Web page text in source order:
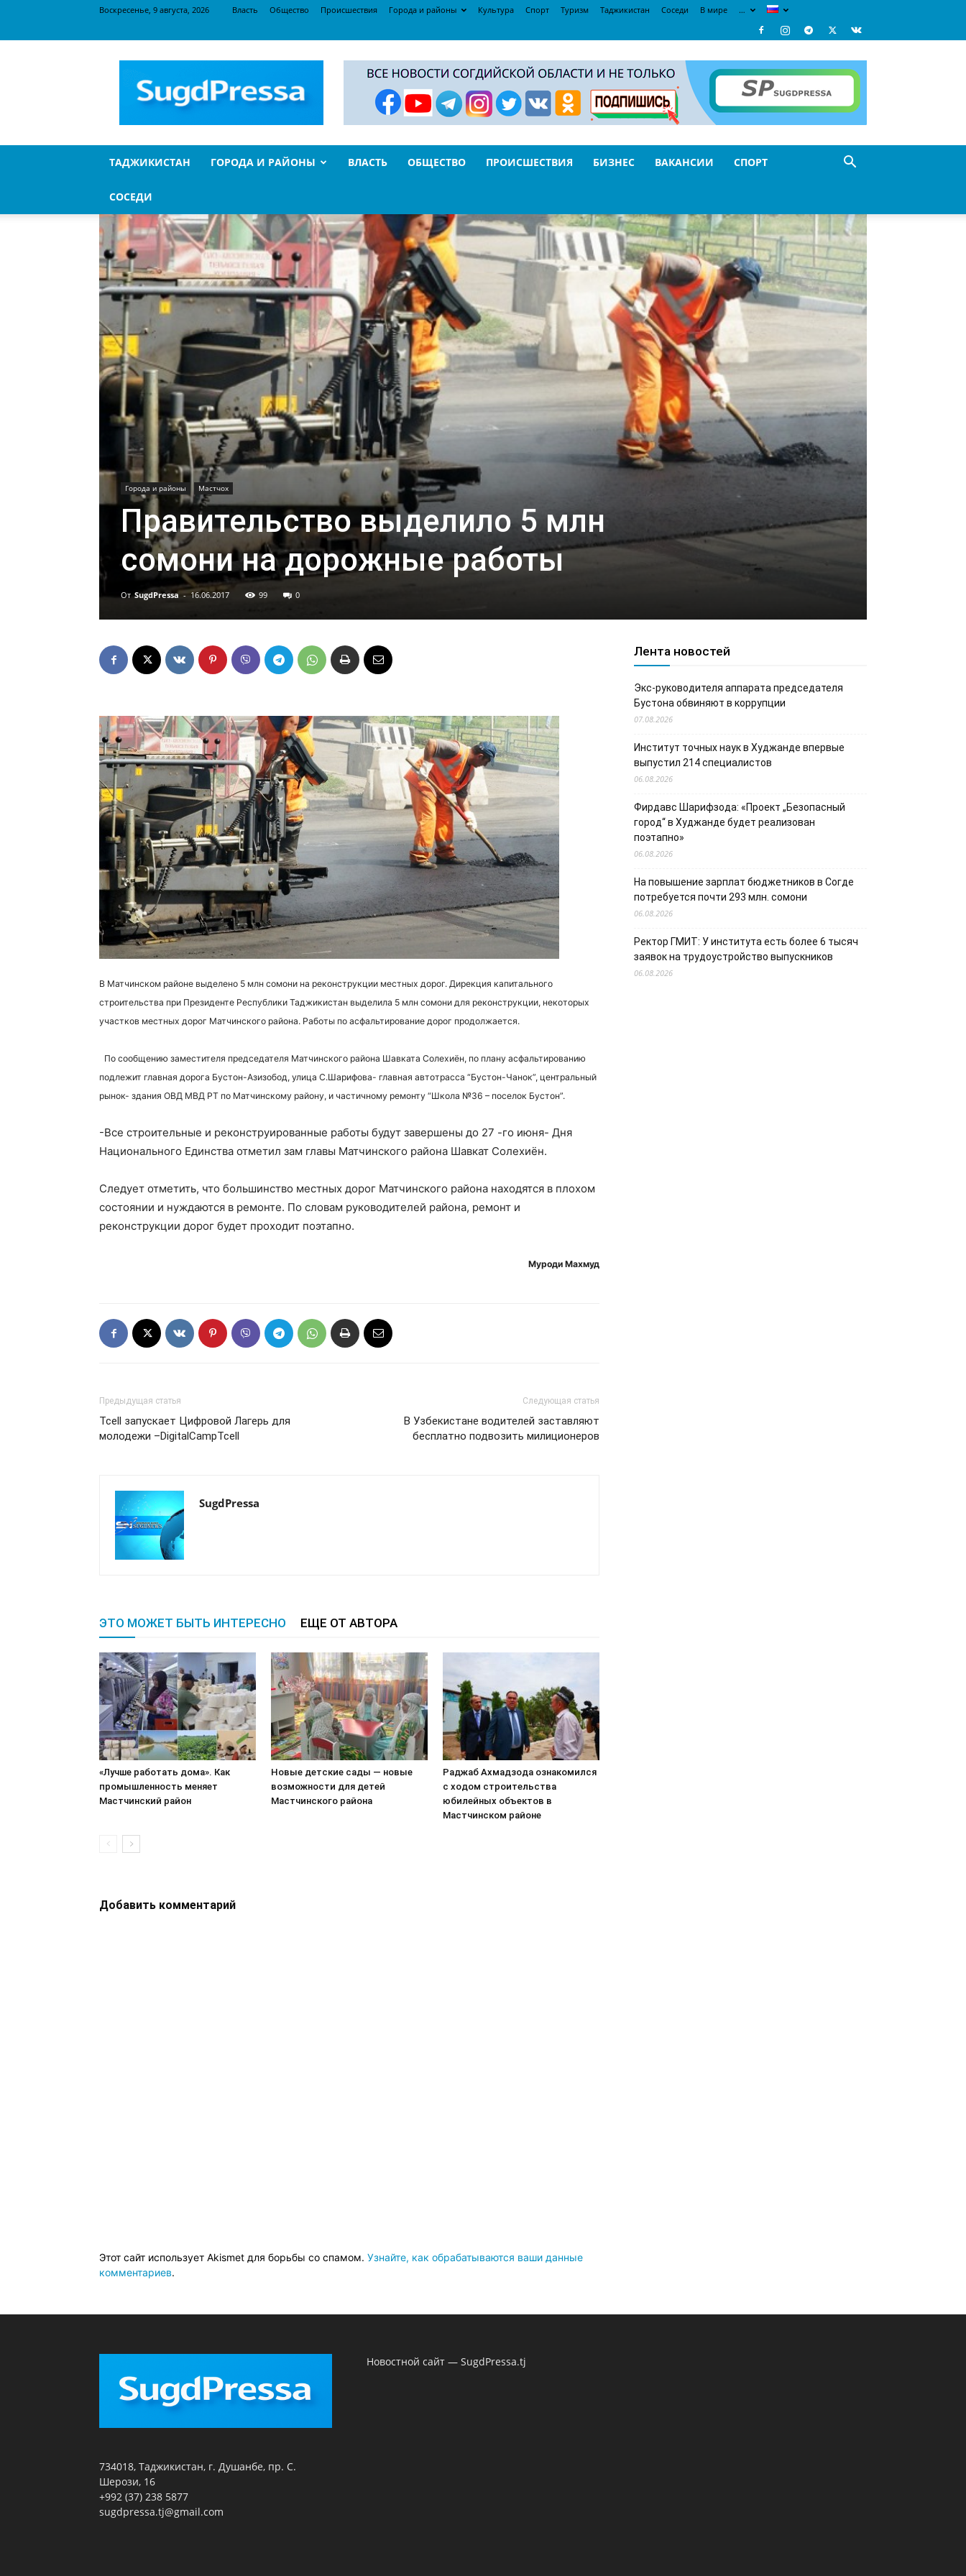
Воскресенье, 9 августа, 2026 Власть Общество Происшествия Города и районы Культура Спорт Туризм Таджикистан Соседи В мире …
ТАДЖИКИСТАН ГОРОДА И РАЙОНЫ ВЛАСТЬ ОБЩЕСТВО ПРОИСШЕСТВИЯ БИЗНЕС ВАКАНСИИ СПОРТ
СОСЕДИ
Города и районы Мастчох
Правительство выделило 5 млн
сомони на дорожные работы
От SugdPressa - 16.06.2017 99 0
В Матчинском районе выделено 5 млн сомони на реконструкции местных дорог. Дирекция капитального
строительства при Президенте Республики Таджикистан выделила 5 млн сомони для реконструкции, некоторых
участков местных дорог Матчинского района. Работы по асфальтирование дорог продолжается.
По сообщению заместителя председателя Матчинского района Шавката Солехиён, по плану асфальтированию
подлежит главная дорога Бустон-Азизобод, улица С.Шарифова- главная автотрасса “Бустон-Чанок”, центральный
рынок- здания ОВД МВД РТ по Матчинскому району, и частичному ремонту “Школа №36 – поселок Бустон”.
-Все строительные и реконструированные работы будут завершены до 27 -го июня- Дня
Национального Единства отметил зам главы Матчинского района Шавкат Солехиён.
Следует отметить, что большинство местных дорог Матчинского района находятся в плохом
состоянии и нуждаются в ремонте. По словам руководителей района, ремонт и
реконструкции дорог будет проходит поэтапно.
Муроди Махмуд
Предыдущая статья
Tcell запускает Цифровой Лагерь для
молодежи –DigitalCampTcell
Следующая статья
В Узбекистане водителей заставляют
бесплатно подвозить милиционеров
SugdPressa
ЭТО МОЖЕТ БЫТЬ ИНТЕРЕСНО ЕЩЕ ОТ АВТОРА
«Лучше работать дома». Как
промышленность меняет
Мастчинский район
Новые детские сады — новые
возможности для детей
Мастчинского района
Раджаб Ахмадзода ознакомился
с ходом строительства
юбилейных объектов в
Мастчинском районе
Добавить комментарий
Этот сайт использует Akismet для борьбы со спамом. Узнайте, как обрабатываются ваши данные
комментариев.
Лента новостей
Экс-руководителя аппарата председателя
Бустона обвиняют в коррупции
07.08.2026
Институт точных наук в Худжанде впервые
выпустил 214 специалистов
06.08.2026
Фирдавс Шарифзода: «Проект „Безопасный
город“ в Худжанде будет реализован
поэтапно»
06.08.2026
На повышение зарплат бюджетников в Согде
потребуется почти 293 млн. сомони
06.08.2026
Ректор ГМИТ: У института есть более 6 тысяч
заявок на трудоустройство выпускников
06.08.2026
734018, Таджикистан, г. Душанбе, пр. С.
Шерози, 16
+992 (37) 238 5877
sugdpressa.tj@gmail.com
Новостной сайт — SugdPressa.tj